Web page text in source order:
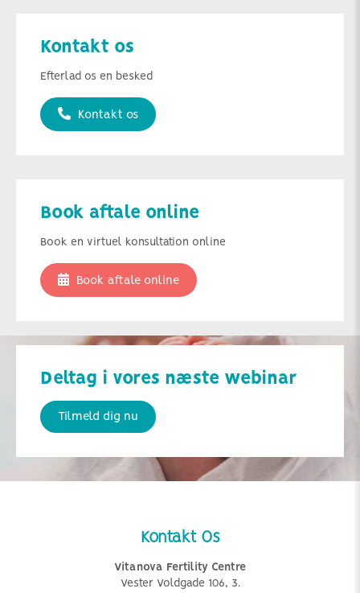
Kontakt os
Efterlad os en besked
Kontakt os
Book aftale online
Book en virtuel konsultation online
Book aftale online
Deltag i vores næste webinar
Tilmeld dig nu
Kontakt Os
Vitanova Fertility Centre
Vester Voldgade 106, 3.